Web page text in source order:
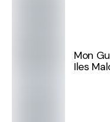
Mon
Iles